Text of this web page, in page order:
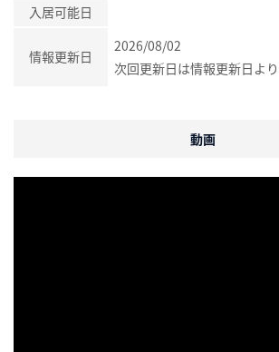
入居可能日
情報更新日
2026/08/02
次回更新日は情報更新日よ
動画